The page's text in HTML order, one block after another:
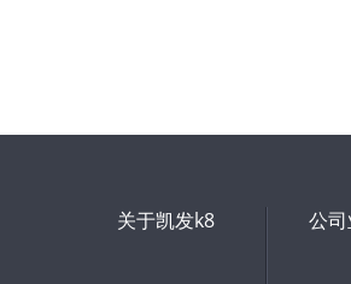
关于凯发k8 公